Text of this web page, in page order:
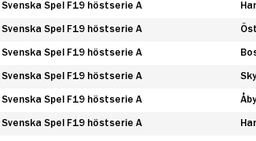
Svenska Spel F19 höstserie A
Svenska Spel F19 höstserie A
Svenska Spel F19 höstserie A
Svenska Spel F19 höstserie A
Svenska Spel F19 höstserie A
Svenska Spel F19 höstserie A